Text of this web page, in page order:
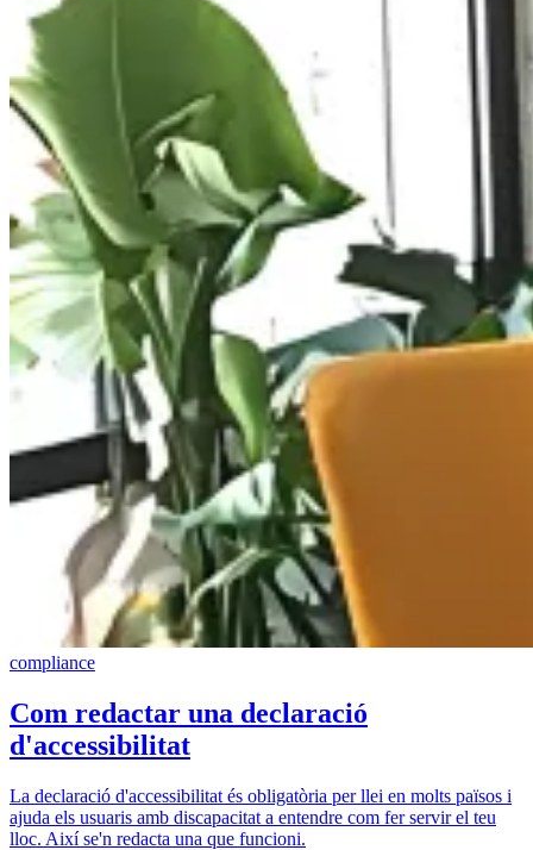
compliance
Com redactar una declaració
d'accessibilitat
La declaració d'accessibilitat és obligatòria per llei en molts països i
ajuda els usuaris amb discapacitat a entendre com fer servir el teu
lloc. Així se'n redacta una que funcioni.